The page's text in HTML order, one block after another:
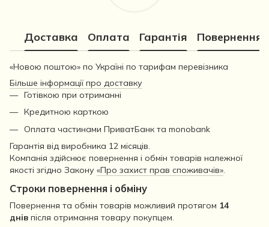
Доставка Оплата Гарантія Повернення
«Новою поштою» по Україні по тарифам перевізника
Більше інформації про доставку
Готівкою при отриманні
Кредитною карткою
Оплата частинами ПриватБанк та monobank
Гарантія від виробника 12 місяців.
Компанія здійснює повернення і обмін товарів належної
якості згідно Закону «Про захист прав споживачів».
Строки повернення і обміну
Повернення та обмін товарів можливий протягом 14
днів після отримання товару покупцем.